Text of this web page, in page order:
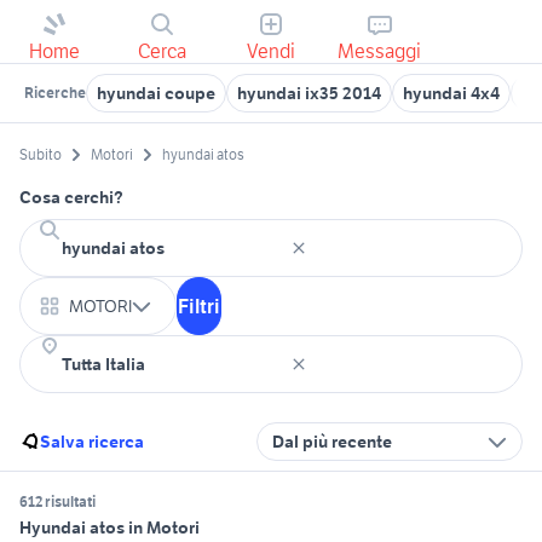
Home Cerca Vendi Messaggi
Ricerche hyundai coupe hyundai ix35 2014 hyundai 4x4
Subito Motori hyundai atos
Cosa cerchi?
MOTORI Filtri
Salva ricerca Dal più recente
612 risultati
Hyundai atos in Motori